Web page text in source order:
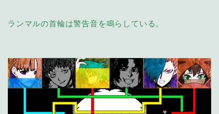
ランマルの首輪は警告音を鳴らしている。